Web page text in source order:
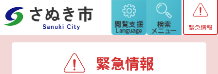
緊急情報
緊急情報